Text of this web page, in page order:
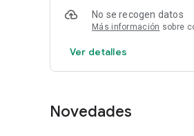
No se recogen datos
Más información sobre
Ver detalles
Novedades